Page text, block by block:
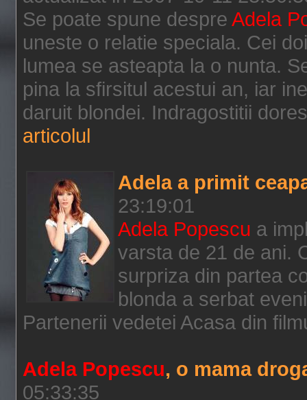
Se poate spune despre Adela
uneste o relatie speciala. Cei
lumea se asteapta la o nunta.
pina la sfirsitul acestui an, iar
daruit blondei. Indragostitii
articolul
Adela a primit
23:19:01
Adela Popescu a
varsta de 21 de ani.
surpriza din partea
blonda a serbat
Partenerii vedetei Acasa din
Adela Popescu, o mama
05:33:35